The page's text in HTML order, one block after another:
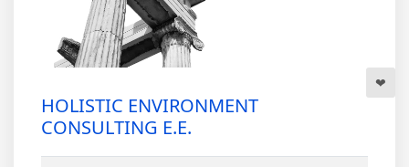
HOLISTIC ENVIRONMENT
CONSULTING Ε.Ε.